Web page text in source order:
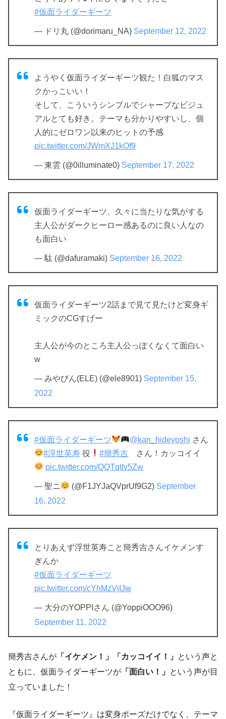
#仮面ライダーギーツ
— ドリ丸 (@dorimaru_NA) September 12, 2022
ようやく仮面ライダーギーツ観た！白狐のマス
クかっこいい！
そして、こういうシンプルでシャープなビジュ
アルとても好き。テーマも分かりやすいし、個
人的にゼロワン以来のヒットの予感
pic.twitter.com/JWmXJ1kOf9
— 東雲 (@0illuminate0) September 17, 2022
仮面ライダーギーツ、久々に当たりな気がする
主人公がダークヒーロー感あるのに良い人なの
も面白い
— 駄 (@dafuramaki) September 16, 2022
仮面ライダーギーツ2話まで見て見たけど変身ギ
ミックのCGすげー
主人公が今のところ主人公っぽくなくて面白い
w
— みやびん(ELE) (@ele8901) September 15,
2022
#仮面ライダーギーツ @kan_hideyoshi さん
#浮世英寿 役 #簡秀吉 さん！カッコイイ
pic.twitter.com/QQTqtIv5Zw
— 聖ニ (@F1JYJaQVprUf9G2) September
16, 2022
とりあえず浮世英寿こと簡秀吉さんイケメンす
ぎんか
#仮面ライダーギーツ
pic.twitter.com/cYhMzVjIJw
— 大分のYOPPIさん (@YoppiOOO96)
September 11, 2022
簡秀吉さんが 「イケメン！」「カッコイイ！」 という声と
ともに、仮面ライダーギーツが 「面白い！」 という声が目
立っていました！
『仮面ライダーギーツ』は変身ポーズだけでなく、テーマ